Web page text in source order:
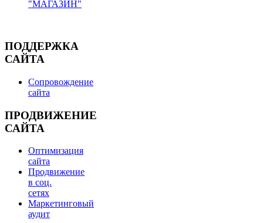
"МАГАЗИН"
ПОДДЕРЖКА
САЙТА
Сопровождение
сайта
ПРОДВИЖЕНИЕ
САЙТА
Оптимизация
сайта
Продвижение
в соц.
сетях
Маркетинговый
аудит